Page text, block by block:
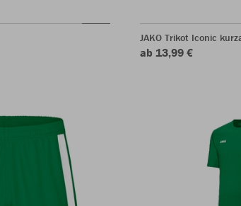
JAKO Trikot Iconic
ab 13,99 €